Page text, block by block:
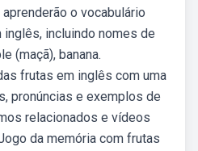
o vocabulário
incluindo nomes de
(maçã), banana.
frutas em inglês com uma
pronúncias e exemplos de
relacionados e vídeos
da memória com frutas